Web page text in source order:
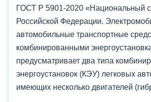
ГОСТ Р 5901-2020 «Национальный
Российской Федерации.
автомобильные транспортные
комбинированными
предусматривает два типа
энергоустановок (КЭУ) легковых
имеющих несколько двигателей